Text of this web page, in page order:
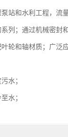
站和水利工程，流
列；通过机械密封
轮和轴材质；广泛
；
水；
至水；